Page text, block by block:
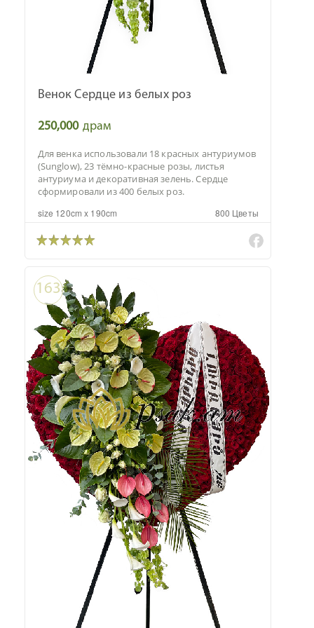
Венок Сердце из белых роз
250,000 драм
Для венка использовали 18 красных антуриумов
(Sunglow), 23 тёмно-красные розы, листья
антуриума и декоративная зелень. Сердце
сформировали из 400 белых роз.
size 120cm x 190cm 800 Цветы
163